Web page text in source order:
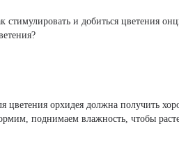
стимулировать и добиться цветения
цветения орхидея должна получить
поднимаем влажность, чтобы